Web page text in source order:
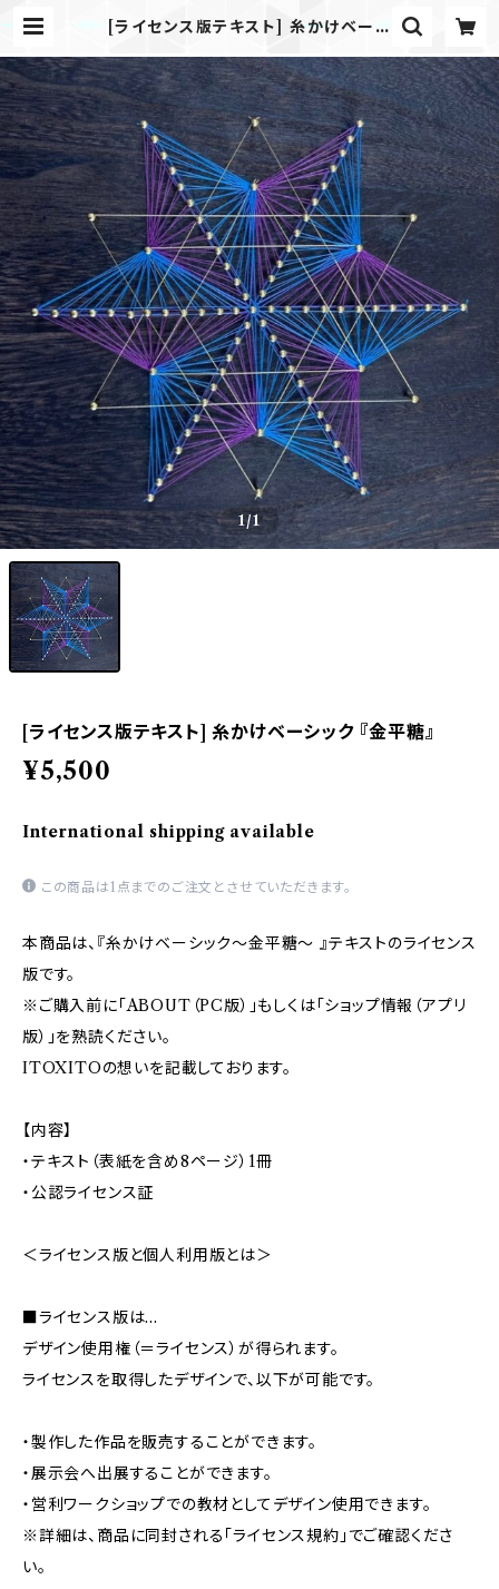
[ライセンス版テキスト] 糸かけベーシ
けいと
1/1
[ライセンス版テキスト] 糸かけベーシック 『金平糖』
¥5,500
International shipping available
この商品は1点までのご注文とさせていただきます。
本商品は、『糸かけベーシック～金平糖～ 』テキストのライセンス
版です。
※ご購入前に「ABOUT（PC版）」もしくは「ショップ情報（アプリ
版）」を熟読ください。
ITOXITOの想いを記載しております。
【内容】
・テキスト（表紙を含め8ページ）1冊
・公認ライセンス証
＜ライセンス版と個人利用版とは＞
■ライセンス版は…
デザイン使用権（＝ライセンス）が得られます。
ライセンスを取得したデザインで、以下が可能です。
・製作した作品を販売することができます。
・展示会へ出展することができます。
・営利ワークショップでの教材としてデザイン使用できます。
※詳細は、商品に同封される「ライセンス規約」でご確認くださ
い。